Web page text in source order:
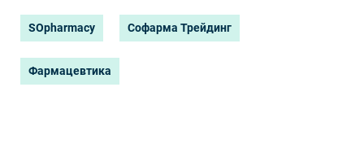
SOpharmacy Софарма Трейдинг
Фармацевтика